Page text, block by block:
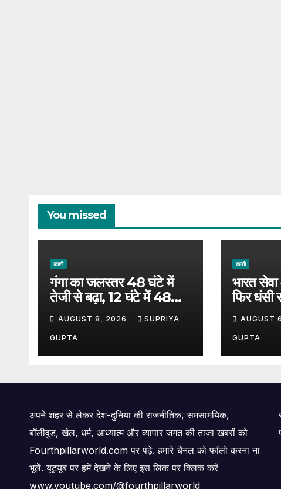
You missed
काशी
गंगा का जलस्तर 48 घंटे में
तेजी से बढ़ा, 12 घंटे में 48
सेंटीमीटर की वृद्धि
AUGUST 8, 2026 SUPRIYA
GUPTA
काशी
भारत
फिर धंसी
और
उठे सवाल,
मरम्मत
AUGUST
GUPTA
अपने शहर से लेकर देश-दुनिया की राजनीतिक, समसामयिक,
बॉलीवुड, खेल, धर्म, आध्यात्म और व्यापार जगत की ताजा खबरों को
Fourthpillarworld.com पर पढ़े. हमारे चैनल को फॉलो करना ना
भूलें. यूट्यूब पर हमें देखने के लिए इस लिंक पर क्लिक करें
www.youtube.com/@fourthpillarworld